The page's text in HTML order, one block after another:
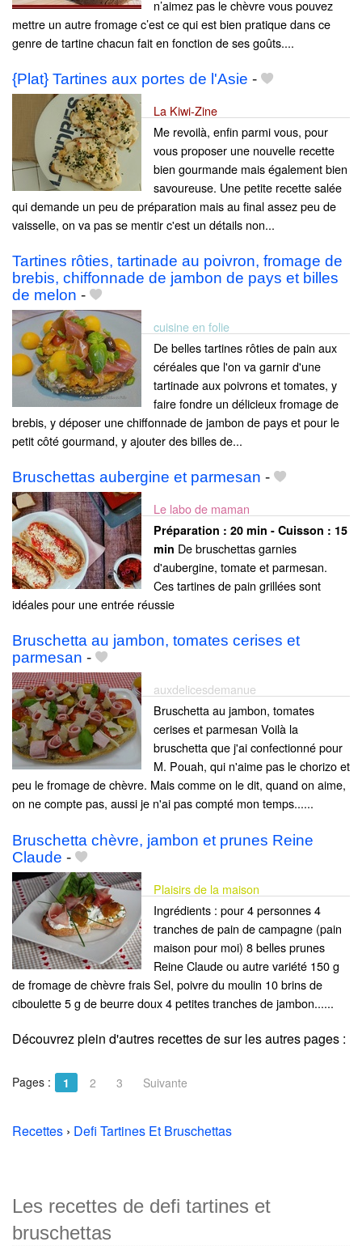
n’aimez pas le chèvre vous pouvez
mettre un autre fromage c’est ce qui est bien pratique dans ce
genre de tartine chacun fait en fonction de ses goûts....
{Plat} Tartines aux portes de l'Asie -
La Kiwi-Zine
Me revoilà, enfin parmi vous, pour
vous proposer une nouvelle recette
bien gourmande mais également bien
savoureuse. Une petite recette salée
qui demande un peu de préparation mais au final assez peu de
vaisselle, on va pas se mentir c'est un détails non...
Tartines rôties, tartinade au poivron, fromage de
brebis, chiffonnade de jambon de pays et billes
de melon -
cuisine en folie
De belles tartines rôties de pain aux
céréales que l'on va garnir d'une
tartinade aux poivrons et tomates, y
faire fondre un délicieux fromage de
brebis, y déposer une chiffonnade de jambon de pays et pour le
petit côté gourmand, y ajouter des billes de...
Bruschettas aubergine et parmesan -
Le labo de maman
Préparation : 20 min - Cuisson : 15
min De bruschettas garnies
d'aubergine, tomate et parmesan.
Ces tartines de pain grillées sont
idéales pour une entrée réussie
Bruschetta au jambon, tomates cerises et
parmesan -
auxdelicesdemanue
Bruschetta au jambon, tomates
cerises et parmesan Voilà la
bruschetta que j'ai confectionné pour
M. Pouah, qui n'aime pas le chorizo et
peu le fromage de chèvre. Mais comme on le dit, quand on aime,
on ne compte pas, aussi je n'ai pas compté mon temps......
Bruschetta chèvre, jambon et prunes Reine
Claude -
Plaisirs de la maison
Ingrédients : pour 4 personnes 4
tranches de pain de campagne (pain
maison pour moi) 8 belles prunes
Reine Claude ou autre variété 150 g
de fromage de chèvre frais Sel, poivre du moulin 10 brins de
ciboulette 5 g de beurre doux 4 petites tranches de jambon......
Découvrez plein d'autres recettes desur les autres pages :
Pages : 1 2 3 Suivante
Recettes › Defi Tartines Et Bruschettas
Les recettes de defi tartines et
bruschettas